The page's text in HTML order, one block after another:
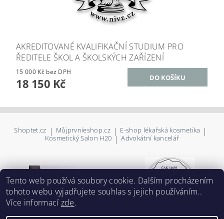
AKREDITOVANÉ KVALIFIKAČNÍ STUDIUM PRO
ŘEDITELE ŠKOL A ŠKOLSKÝCH ZAŘÍZENÍ
15 000 Kč bez DPH
18 150 Kč
Shoptet.cz | Můjprvníeshop.cz | E-shop lékařská kosmetika |
Kosmetický Salon H20 | Advokátní kancelář
Tento web používá soubory cookie. Dalším procházením
tohoto webu vyjadřujete souhlas s jejich používáním..
Více informací zde.